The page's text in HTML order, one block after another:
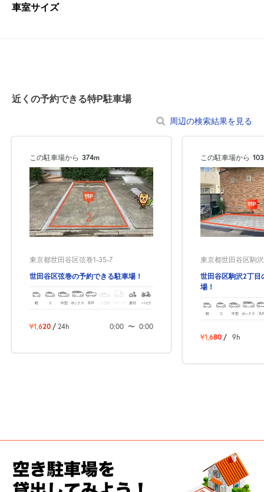
車室サイズ
近くの予約できる特P駐車場
周辺の検索結果を見る
この駐車場から 374m
東京都世田谷区弦巻1-35-7
世田谷区弦巻の予約できる駐車場！
軽 コ 中型 ボックス SUV 大型車 トラック 原付 バイク
¥1,620 / 24h 0:00 〜 0:00
この駐車場から
東京都世田谷区駒
世田谷区駒沢2丁目
場！
軽 コ 中型 ボックス
¥1,680 / 9h